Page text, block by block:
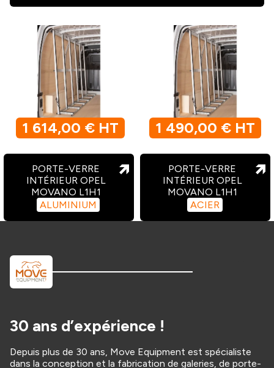
1 614,00 € HT
PORTE-VERRE
INTÉRIEUR OPEL
MOVANO L1H1
ALUMINIUM
1 490,00 € HT
PORTE-VERRE
INTÉRIEUR OPEL
MOVANO L1H1
ACIER
30 ans d’expérience !
Depuis plus de 30 ans, Move Equipment est spécialiste
dans la conception et la fabrication de galeries, de porte-